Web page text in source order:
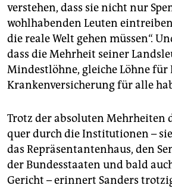
verstehen, dass sie nicht nur
wohlhabenden Leuten
die reale Welt gehen müssen“.
dass die Mehrheit seiner
Mindestlöhne, gleiche Löhne für
Krankenversicherung für alle
Trotz der absoluten Mehrheiten
quer durch die Institutionen –
das Repräsentantenhaus, den
der Bundesstaaten und bald
Gericht – erinnert Sanders